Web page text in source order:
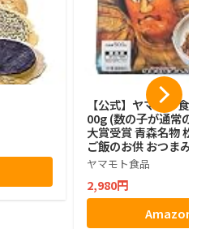
【公式】ヤマモト食
00g (数の子が通常
大賞受賞 青森名物
ご飯のお供 おつまみ
産 ギフト お中元 お
ヤマモト食品
2,980円
Amazon